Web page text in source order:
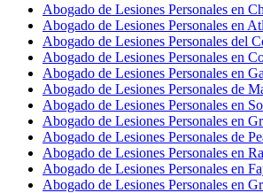
Abogado de Lesiones Personales en
Abogado de Lesiones Personales en
Abogado de Lesiones Personales del
Abogado de Lesiones Personales en
Abogado de Lesiones Personales en
Abogado de Lesiones Personales de
Abogado de Lesiones Personales en
Abogado de Lesiones Personales en
Abogado de Lesiones Personales de
Abogado de Lesiones Personales en
Abogado de Lesiones Personales en
Abogado de Lesiones Personales en